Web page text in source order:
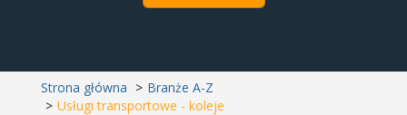
Strona główna
Branże A-Z
Usługi transportowe - koleje